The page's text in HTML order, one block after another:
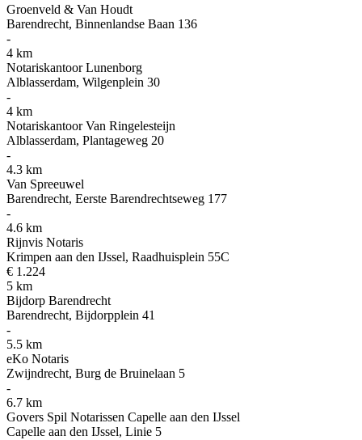
Groenveld & Van Houdt
Barendrecht, Binnenlandse Baan 136
-
4 km
Notariskantoor Lunenborg
Alblasserdam, Wilgenplein 30
-
4 km
Notariskantoor Van Ringelesteijn
Alblasserdam, Plantageweg 20
-
4.3 km
Van Spreeuwel
Barendrecht, Eerste Barendrechtseweg 177
-
4.6 km
Rijnvis Notaris
Krimpen aan den IJssel, Raadhuisplein 55C
€ 1.224
5 km
Bijdorp Barendrecht
Barendrecht, Bijdorpplein 41
-
5.5 km
eKo Notaris
Zwijndrecht, Burg de Bruinelaan 5
-
6.7 km
Govers Spil Notarissen Capelle aan den IJssel
Capelle aan den IJssel, Linie 5